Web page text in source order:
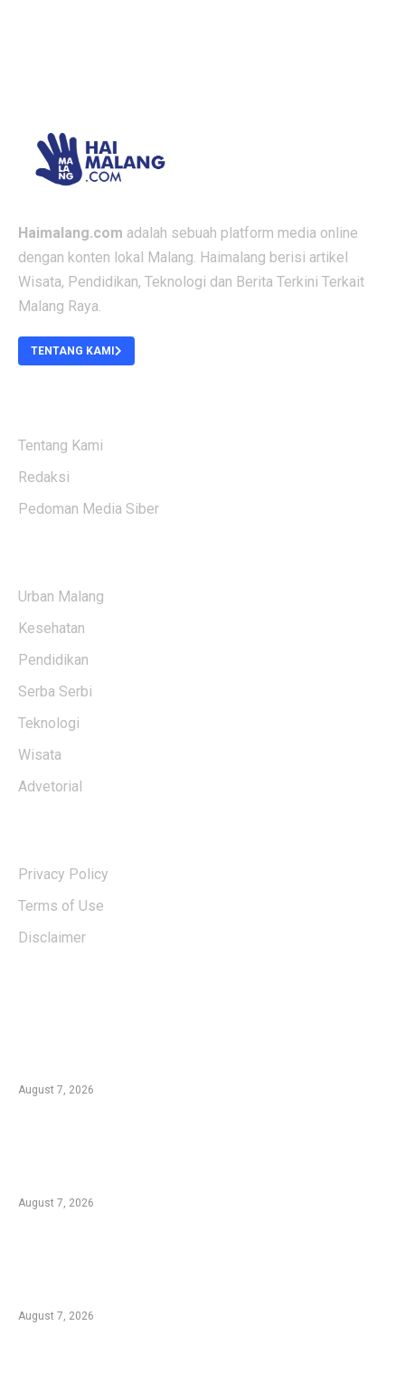
Haimalang.com adalah sebuah platform media online
dengan konten lokal Malang. Haimalang berisi artikel
Wisata, Pendidikan, Teknologi dan Berita Terkini Terkait
Malang Raya.
TENTANG KAMI
Tentang Kami
Redaksi
Pedoman Media Siber
Urban Malang
Kesehatan
Pendidikan
Serba Serbi
Teknologi
Wisata
Advetorial
Privacy Policy
Terms of Use
Disclaimer
August 7, 2026
August 7, 2026
August 7, 2026